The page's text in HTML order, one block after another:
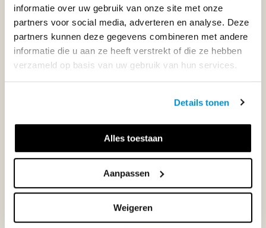
informatie over uw gebruik van onze site met onze
partners voor social media, adverteren en analyse. Deze
partners kunnen deze gegevens combineren met andere
informatie die u aan ze heeft verstrekt of die ze hebben
verzameld op basis van uw gebruik van hun services.
Details tonen
Alles toestaan
Aanpassen
Weigeren
033-4483000
Maandag t/m vrijdag | 08.00 - 17.00 uur
Neem contact op